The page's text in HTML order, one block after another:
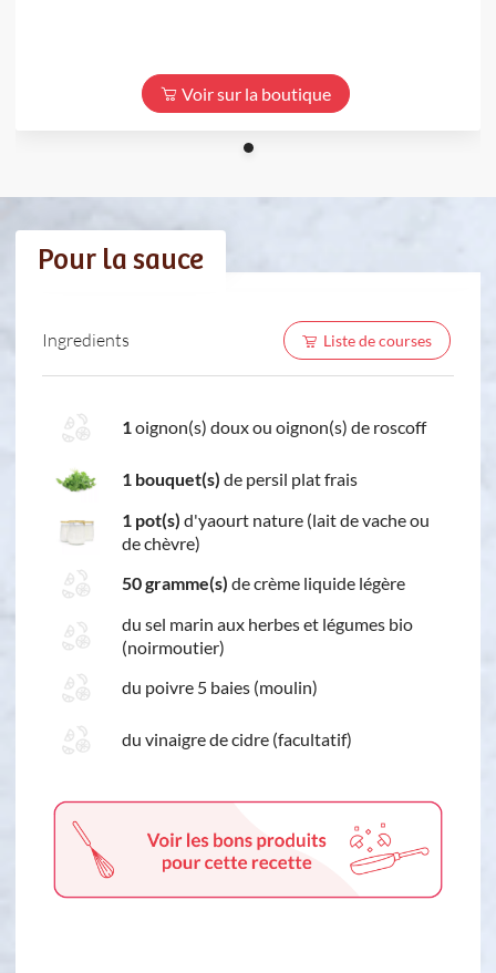
Voir sur la boutique
Pour la sauce
Ingredients Liste de courses
1oignon(s) doux ou oignon(s) de roscoff
1 bouquet(s) de persil plat frais
1 pot(s) d'yaourt nature (lait de vache ou
de chèvre)
50 gramme(s) de crème liquide légère
du sel marin aux herbes et légumes bio
(noirmoutier)
du poivre 5 baies (moulin)
du vinaigre de cidre (facultatif)